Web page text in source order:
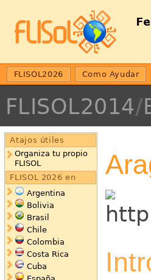
FLISOL2026 Como Ayudar
FLISOL2014/
Atajos útiles
Organiza tu propio
FLISOL
FLISOL 2026 en
Argentina
Bolivia
Brasil
Chile
Colombia
Costa Rica
Cuba